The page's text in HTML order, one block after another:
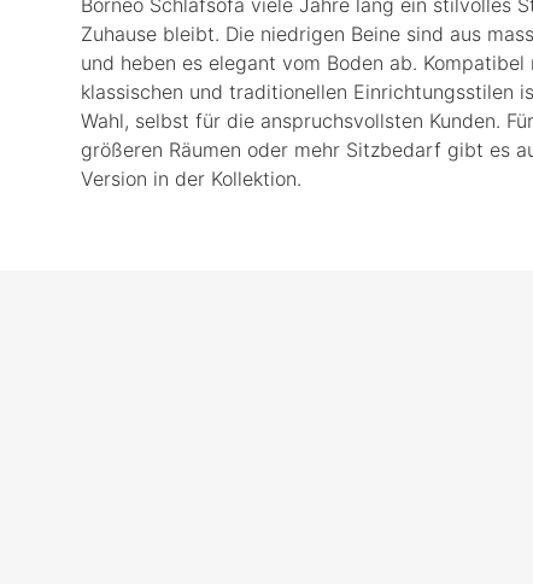
Zuhause bleibt. Die niedrigen Beine sind aus
und heben es elegant vom Boden ab. Kompatibel
klassischen und traditionellen Einrichtungsstilen
Wahl, selbst für die anspruchsvollsten Kunden.
größeren Räumen oder mehr Sitzbedarf gibt es
Version in der Kollektion.